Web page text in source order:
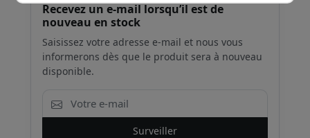
Recevez un e-mail lorsqu’il est de
nouveau en stock
Saisissez votre adresse e-mail et nous vous
informerons dès que le produit sera à nouveau
disponible.
Surveiller